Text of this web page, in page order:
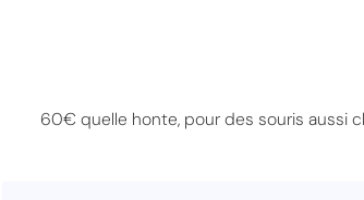
60€ quelle honte, pour des souris aussi